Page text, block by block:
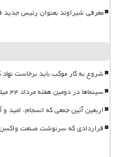
معرفی شیراوند بعنوان رئیس جدید
شروع به کار موکب باید برخاست
سینماها در دومین هفته مرداد ۴۴ میلیارد تومان فروختند
اربعین آئین جمعی که انسجام، امید
قراردادی که سرنوشت صنعت